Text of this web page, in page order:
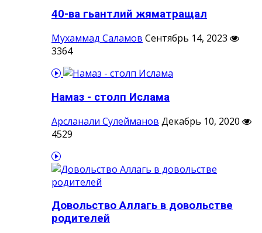
40-ва гьантлий жяматращал
Мухаммад Саламов Сентябрь 14, 2023
3364
Намаз - столп Ислама
Арсланали Сулейманов Декабрь 10, 2020
4529
Довольство Аллагь в довольстве
родителей